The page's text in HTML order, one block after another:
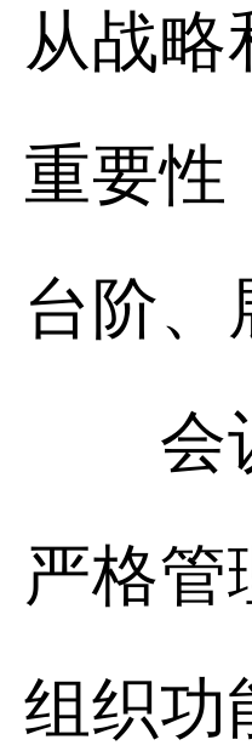
从战略
重要性
台阶、
会议
严格管
组织功